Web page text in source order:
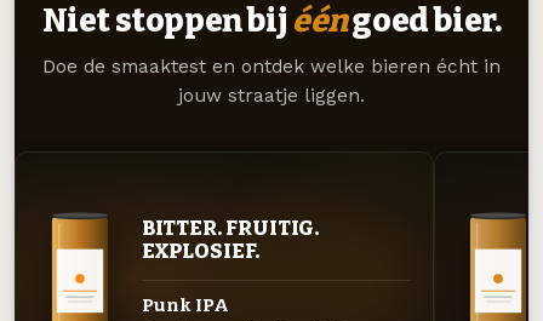
Niet stoppen bij ééngoed bier.
Doe de smaaktest en ontdek welke bieren écht in
jouw straatje liggen.
BITTER. FRUITIG.
EXPLOSIEF.
Punk IPA